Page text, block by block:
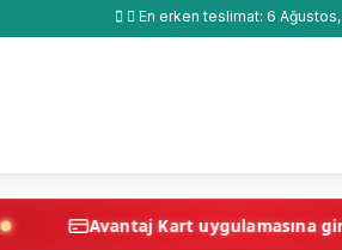
En erken teslimat: 6
Avantaj Kart